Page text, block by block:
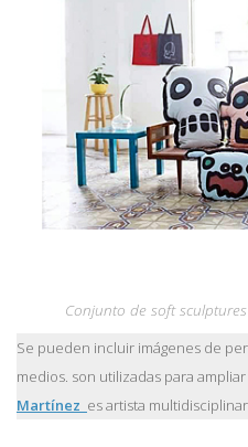
Conjunto de soft
Se pueden incluir imágenes de
medios. son utilizadas para
Martínez es artista